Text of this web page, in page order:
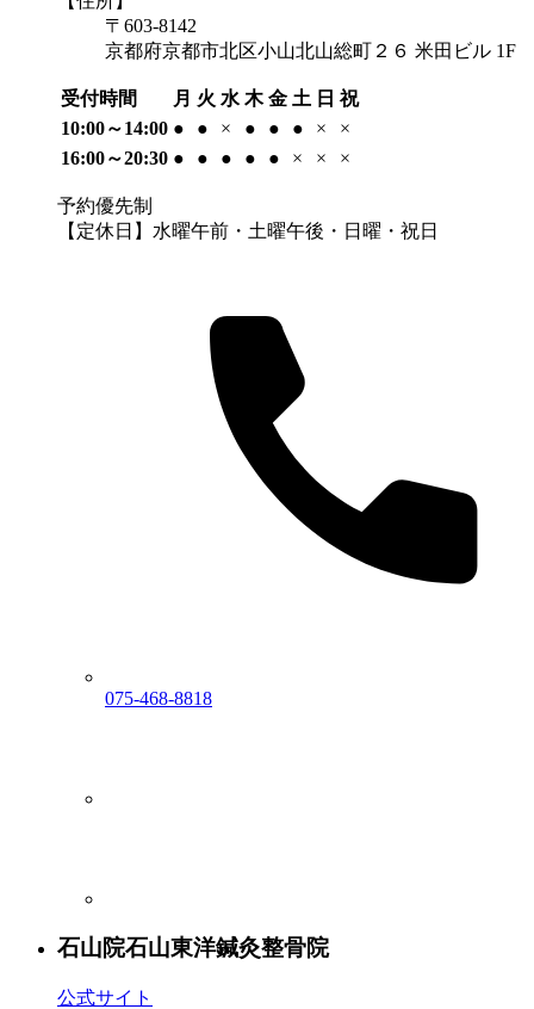
〒603-8142
京都府京都市北区小山北山総町２６ 米田ビル 1F
受付時間 月 火 水 木 金 土 日 祝
10:00～14:00 ● ● × ● ● ● ×
×
16:00～20:30 ● ● ● ● ● × × ×
予約優先制
【定休日】水曜午前・土曜午後・日曜・祝日
075-468-8818
石山院石山東洋鍼灸整骨院
公式サイト